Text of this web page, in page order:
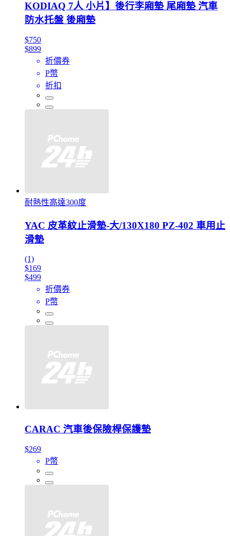
KODIAQ 7人 小片】後行李廂墊 尾廂墊 汽車
防水托盤 後廂墊
$750
$899
折價券
P幣
折扣
耐熱性高達300度
YAC 皮革紋止滑墊-大/130X180 PZ-402 車用止
滑墊
(1)
$169
$499
折價券
P幣
CARAC 汽車後保險桿保護墊
$269
P幣